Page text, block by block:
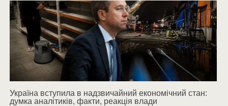
Україна вступила в надзвичайний економічний стан:
думка аналітиків, факти, реакція влади